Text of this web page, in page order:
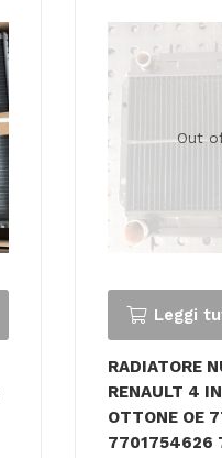
Out
Leggi
RADIATORE
RENAULT 4
OTTONE OE
7701754626